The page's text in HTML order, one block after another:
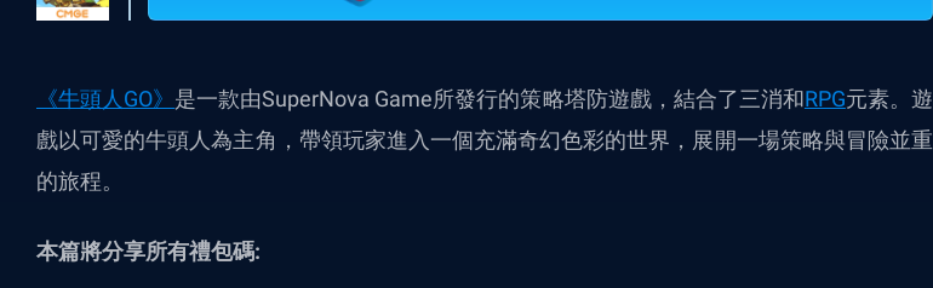
《牛頭人GO》 是一款由SuperNova Game所發行的策略塔防遊戲，結合了三消和RPG元素。遊
戲以可愛的牛頭人為主角，帶領玩家進入一個充滿奇幻色彩的世界，展開一場策略與冒險並重
的旅程。
本篇將分享所有禮包碼: